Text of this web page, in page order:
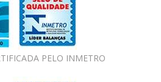
PELO INMETRO